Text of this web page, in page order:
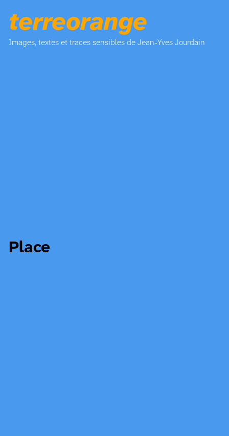
terreorange
Images, textes et traces sensibles de Jean-Yves Jourdain
Place